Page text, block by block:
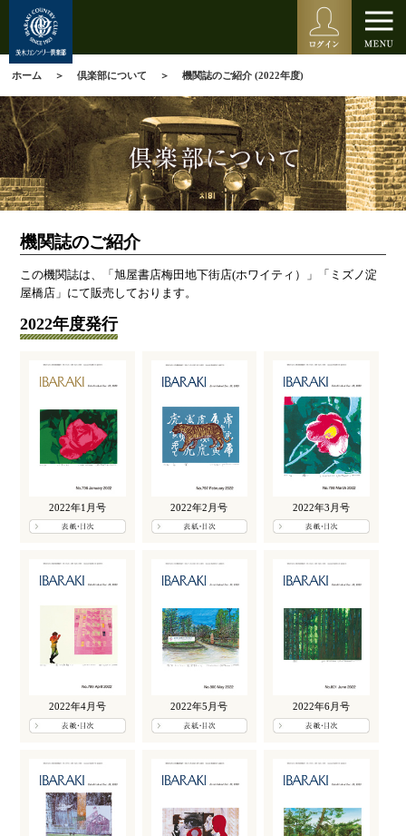
ホーム 倶楽部について 機関誌のご紹介 (2022年度)
機関誌のご紹介
この機関誌は、「旭屋書店梅田地下街店(ホワイティ）」「ミズノ淀
屋橋店」にて販売しております。
2022年度発行
2022年1月号 2022年2月号 2022年3月号
2022年4月号 2022年5月号 2022年6月号